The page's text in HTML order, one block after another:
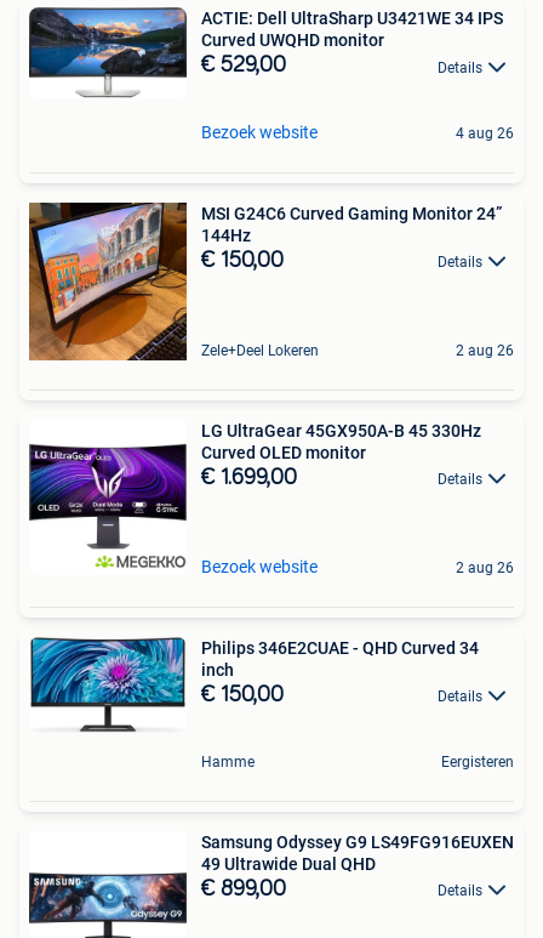
ACTIE: Dell UltraSharp U3421WE 34 IPS
Curved UWQHD monitor
€ 529,00 Details
Bezoek website 4 aug 26
MSI G24C6 Curved Gaming Monitor 24”
144Hz
€ 150,00 Details
Zele+Deel Lokeren 2 aug 26
LG UltraGear 45GX950A-B 45 330Hz
Curved OLED monitor
€ 1.699,00 Details
Bezoek website 2 aug 26
Philips 346E2CUAE - QHD Curved 34
inch
€ 150,00 Details
Hamme Eergisteren
Samsung Odyssey G9 LS49FG916EUXEN
49 Ultrawide Dual QHD
€ 899,00 Details